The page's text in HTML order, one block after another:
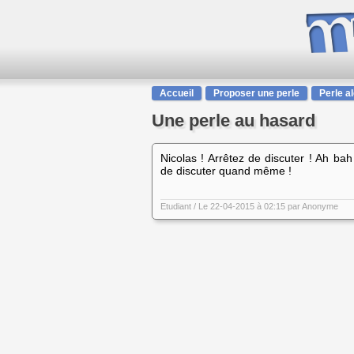
Accueil Proposer une perle Perle
Une perle au hasard
Nicolas ! Arrêtez de discuter ! Ah
de discuter quand même !
Etudiant / Le 22-04-2015 à 02:15 parAnonyme